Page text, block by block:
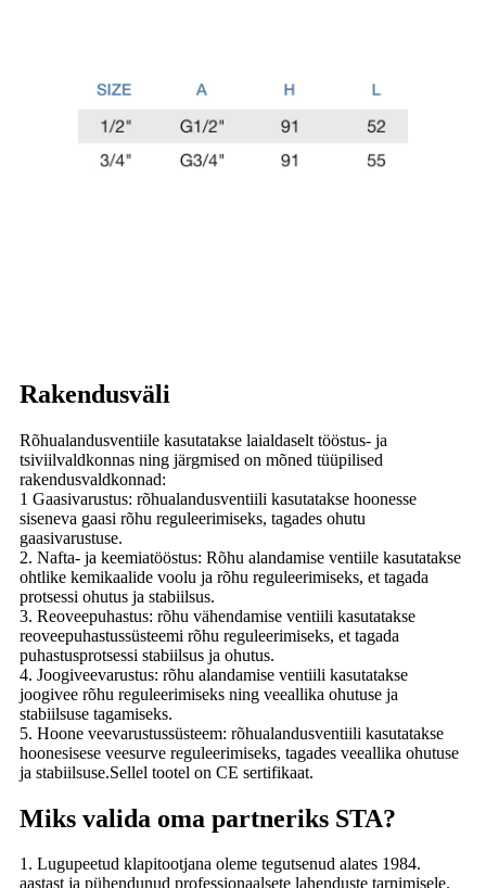
Rakendusväli
Rõhualandusventiile kasutatakse laialdaselt tööstus- ja
tsiviilvaldkonnas ning järgmised on mõned tüüpilised
rakendusvaldkonnad:
1 Gaasivarustus: rõhualandusventiili kasutatakse hoonesse
siseneva gaasi rõhu reguleerimiseks, tagades ohutu
gaasivarustuse.
2. Nafta- ja keemiatööstus: Rõhu alandamise ventiile kasutatakse
ohtlike kemikaalide voolu ja rõhu reguleerimiseks, et tagada
protsessi ohutus ja stabiilsus.
3. Reoveepuhastus: rõhu vähendamise ventiili kasutatakse
reoveepuhastussüsteemi rõhu reguleerimiseks, et tagada
puhastusprotsessi stabiilsus ja ohutus.
4. Joogiveevarustus: rõhu alandamise ventiili kasutatakse
joogivee rõhu reguleerimiseks ning veeallika ohutuse ja
stabiilsuse tagamiseks.
5. Hoone veevarustussüsteem: rõhualandusventiili kasutatakse
hoonesisese veesurve reguleerimiseks, tagades veeallika ohutuse
ja stabiilsuse.Sellel tootel on CE sertifikaat.
Miks valida oma partneriks STA?
1. Lugupeetud klapitootjana oleme tegutsenud alates 1984.
aastast ja pühendunud professionaalsete lahenduste tarnimisele.